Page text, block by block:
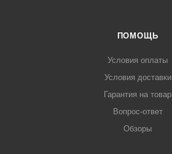
ПОМОЩЬ
Условия оплаты
Условия доставки
Гарантия на товар
Вопрос-ответ
Обзоры